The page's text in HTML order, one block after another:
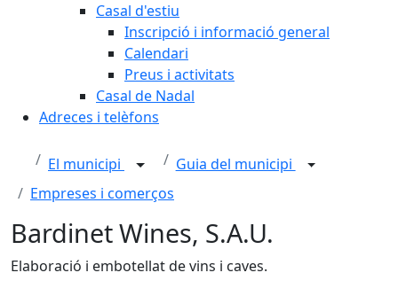
Casal d'estiu
Inscripció i informació general
Calendari
Preus i activitats
Casal de Nadal
Adreces i telèfons
El municipi
Guia del municipi
Empreses i comerços
Bardinet Wines, S.A.U.
Elaboració i embotellat de vins i caves.